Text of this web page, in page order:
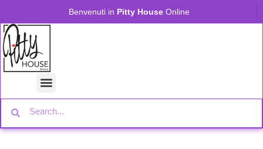
Benvenuti in Pitty House Online